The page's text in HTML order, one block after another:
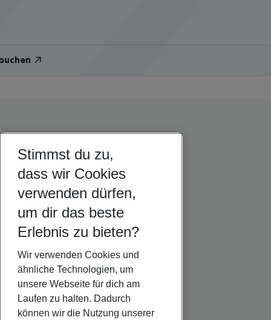
Stimmst du zu,
dass wir Cookies
verwenden dürfen,
um dir das beste
Erlebnis zu bieten?
Wir verwenden Cookies und
ähnliche Technologien, um
unsere Webseite für dich am
Laufen zu halten. Dadurch
können wir die Nutzung unserer